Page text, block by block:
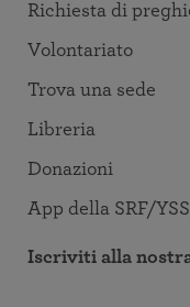
Richiesta di
Volontariato
Trova una sede
Libreria
Donazioni
App della SRF/YSS
Iscriviti alla